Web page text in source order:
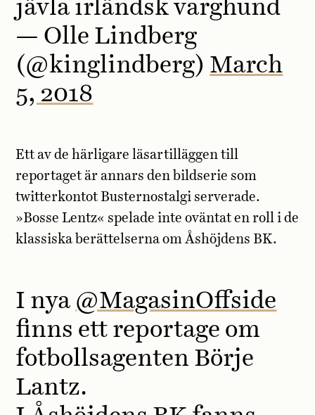
jävla irländsk varghund
— Olle Lindberg
(@kinglindberg) March
5, 2018
Ett av de härligare läsartilläggen till
reportaget är annars den bildserie som
twitterkontot Busternostalgi serverade.
»Bosse Lentz« spelade inte oväntat en roll i de
klassiska berättelserna om Åshöjdens BK.
I nya @MagasinOffside
finns ett reportage om
fotbollsagenten Börje
Lantz.